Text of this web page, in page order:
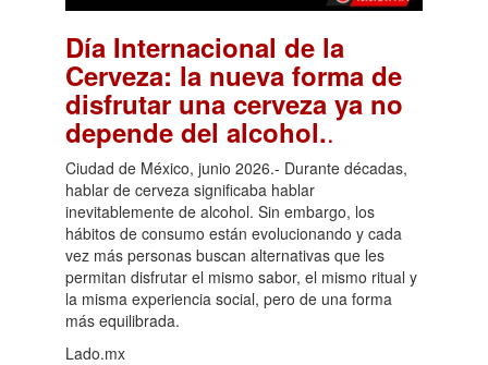
Día Internacional de la
Cerveza: la nueva forma de
disfrutar una cerveza ya no
depende del alcohol..
Ciudad de México, junio 2026.- Durante décadas,
hablar de cerveza significaba hablar
inevitablemente de alcohol. Sin embargo, los
hábitos de consumo están evolucionando y cada
vez más personas buscan alternativas que les
permitan disfrutar el mismo sabor, el mismo ritual y
la misma experiencia social, pero de una forma
más equilibrada.
Lado.mx